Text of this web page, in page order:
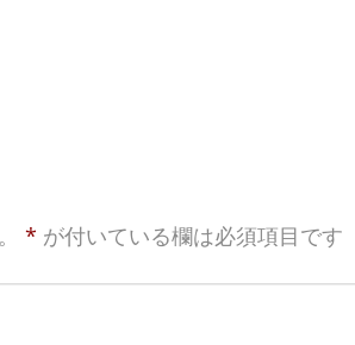
* が付いている欄は必須項目です